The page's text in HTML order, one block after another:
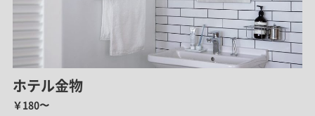
ホテル金物
￥180〜